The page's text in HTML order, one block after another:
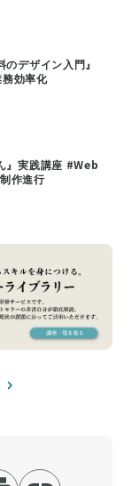
のデザイン入門』
効率化
』実践講座 #Web
作進行